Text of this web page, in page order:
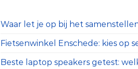
Waar let je op bij het
Fietsenwinkel Enschede: kies op
Beste laptop speakers getest: